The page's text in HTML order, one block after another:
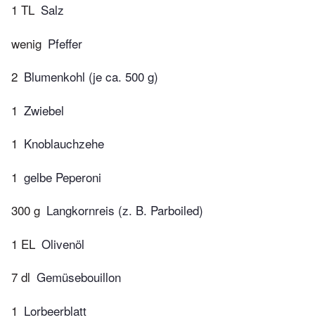
1 TL Salz
wenig Pfeffer
2 Blumenkohl (je ca. 500 g)
1 Zwiebel
1 Knoblauchzehe
1 gelbe Peperoni
300 g Langkornreis (z. B. Parboiled)
1 EL Olivenöl
7 dl Gemüsebouillon
1 Lorbeerblatt